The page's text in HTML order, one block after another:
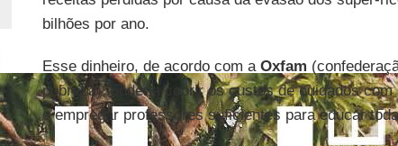
bilhões por ano.
Esse dinheiro, de acordo com a Oxfam
pobreza), poderia cobrir os custos de cuidados
e empregar professores suficientes para educar